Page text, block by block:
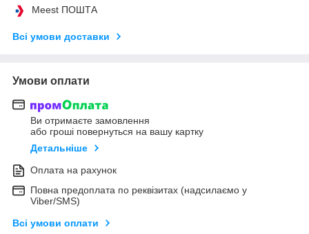
Meest ПОШТА
Всі умови доставки
Умови оплати
Ви отримаєте замовлення
або гроші повернуться на вашу картку
Детальніше
Оплата на рахунок
Повна предоплата по реквізитах (надсилаємо у
Viber/SMS)
Всі умови оплати